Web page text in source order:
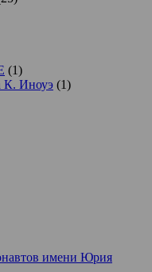
(1)
К. Иноуэ (1)
имени Юрия